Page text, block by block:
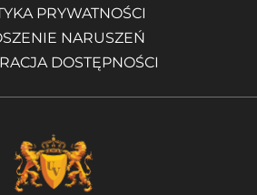
PRYWATNOŚCI
NARUSZEŃ
DOSTĘPNOŚCI